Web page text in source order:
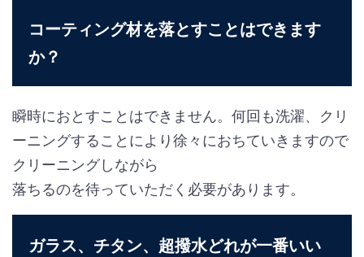
コーティング材を落とすことはできます
か？
瞬時におとすことはできません。何回も洗濯、クリ
ーニングすることにより徐々におちていきますので
クリーニングしながら
落ちるのを待っていただく必要があります。
ガラス、チタン、超撥水どれが一番いい